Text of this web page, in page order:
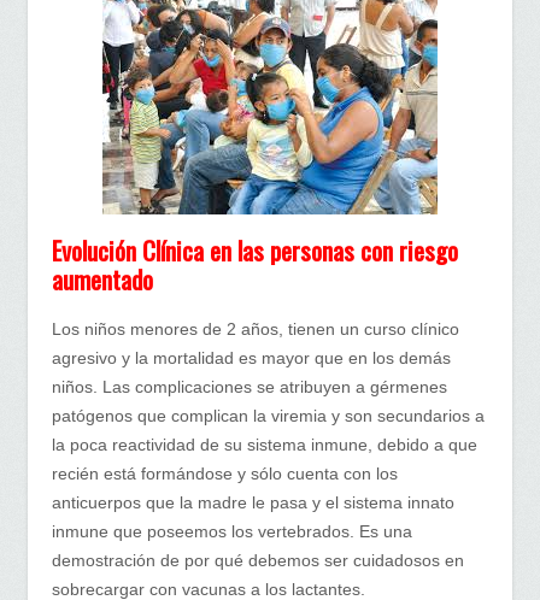
Evolución Clínica en las personas con riesgo
aumentado
Los niños menores de 2 años, tienen un curso clínico
agresivo y la mortalidad es mayor que en los demás
niños. Las complicaciones se atribuyen a gérmenes
patógenos que complican la viremia y son secundarios a
la poca reactividad de su sistema inmune, debido a que
recién está formándose y sólo cuenta con los
anticuerpos que la madre le pasa y el sistema innato
inmune que poseemos los vertebrados. Es una
demostración de por qué debemos ser cuidadosos en
sobrecargar con vacunas a los lactantes.